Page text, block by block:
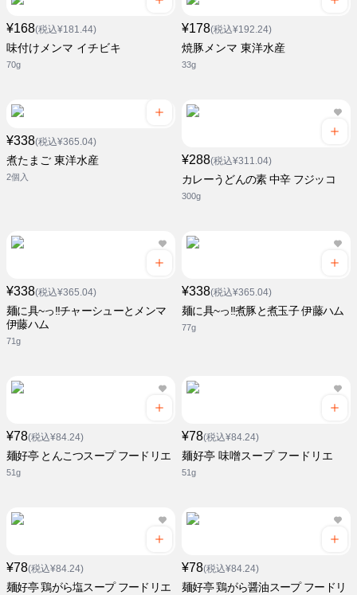
¥168(税込¥181.44)
味付けメンマ イチビキ
70g
¥178(税込¥192.24)
焼豚メンマ 東洋水産
33g
¥338(税込¥365.04)
煮たまご 東洋水産
2個入
¥288(税込¥311.04)
カレーうどんの素 中辛 フジッコ
300g
¥338(税込¥365.04)
麺に具~っ!!チャーシューとメンマ
伊藤ハム
71g
¥338(税込¥365.04)
麺に具~っ!!煮豚と煮玉子 伊藤ハム
77g
¥78(税込¥84.24)
麺好亭 とんこつスープ フードリエ
51g
¥78(税込¥84.24)
麺好亭 味噌スープ フードリエ
51g
¥78(税込¥84.24)
麺好亭 鶏がら塩スープ フードリエ
¥78(税込¥84.24)
麺好亭 鶏がら醤油スープ フードリ